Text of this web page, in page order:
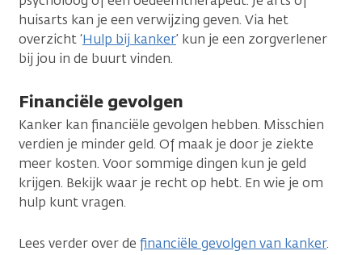
huisarts kan je een verwijzing geven. Via het
overzicht ‘Hulp bij kanker’ kun je een zorgverlener
bij jou in de buurt vinden.
Financiële gevolgen
Kanker kan financiële gevolgen hebben. Misschien
verdien je minder geld. Of maak je door je ziekte
meer kosten. Voor sommige dingen kun je geld
krijgen. Bekijk waar je recht op hebt. En wie je om
hulp kunt vragen.
Lees verder over de financiële gevolgen van kanker.